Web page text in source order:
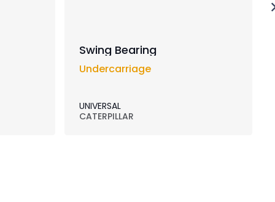
Swing Bearing
Undercarriage
UNIVERSAL
CATERPILLAR